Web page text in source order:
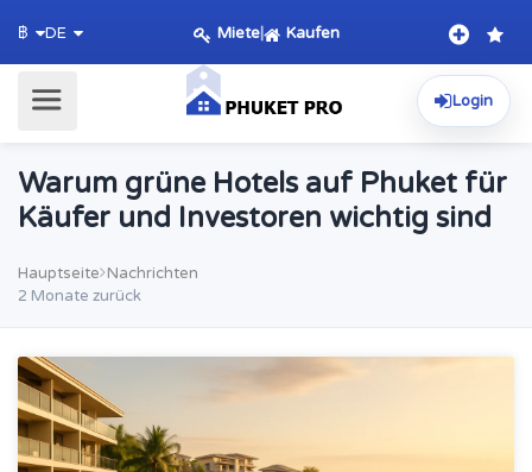
฿ DE Miete| Kaufen
Login
Warum grüne Hotels auf Phuket für
Käufer und Investoren wichtig sind
Hauptseite Nachrichten
2 Monate zurück